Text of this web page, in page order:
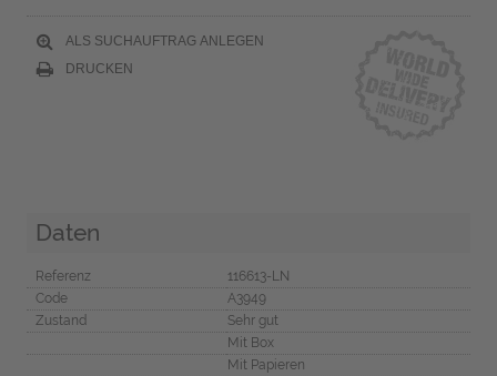
ALS SUCHAUFTRAG ANLEGEN
DRUCKEN
Daten
Referenz
116613-LN
Code
A3949
Zustand
Sehr gut
Mit Box
Mit Papieren